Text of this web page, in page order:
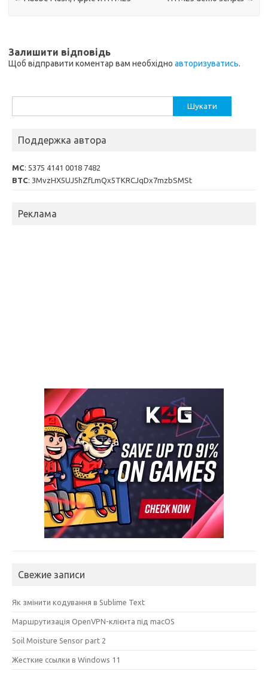
Залишити відповідь
Щоб відправити коментар вам необхідно авторизуватись.
Поддержка автора
MC: 5375 4141 0018 7482
BTC: 3MvzHX5UJ5hZfLmQx5TKRCJqDx7mzbSMSt
Реклама
Свежие записи
Як змінити кодування в Sublime Text
Маршрутизація OpenVPN-клієнта під macOS
Soil Moisture Sensor part 2
Жесткие ссылки в Windows 11